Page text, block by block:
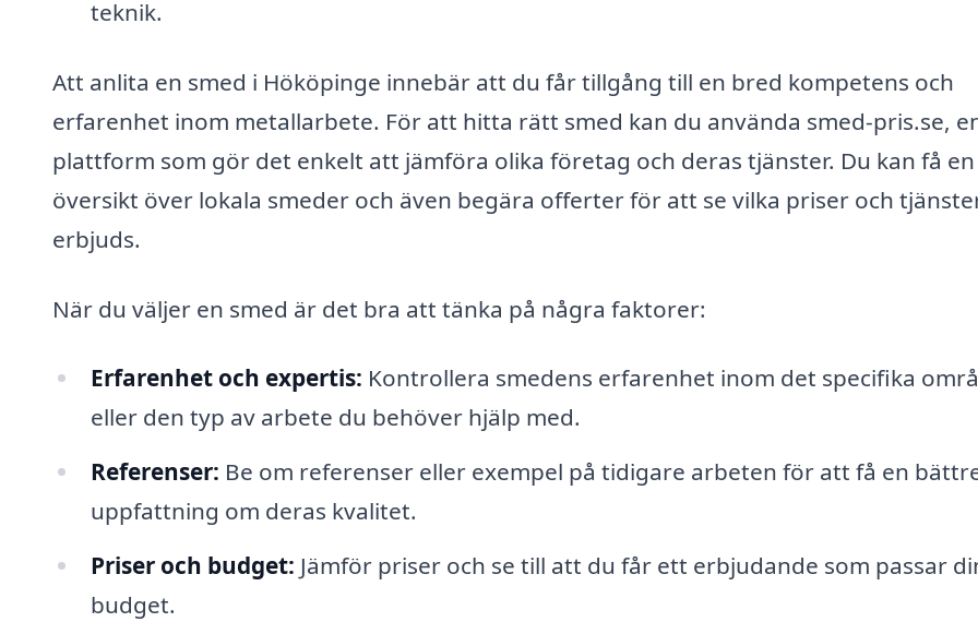
teknik.
Att anlita en smed i Hököpinge innebär att du får tillgång till en bred kompetens och
erfarenhet inom metallarbete. För att hitta rätt smed kan du använda smed-pris.se,
plattform som gör det enkelt att jämföra olika företag och deras tjänster. Du kan få en
översikt över lokala smeder och även begära offerter för att se vilka priser och
erbjuds.
När du väljer en smed är det bra att tänka på några faktorer:
Erfarenhet och expertis: Kontrollera smedens erfarenhet inom det specifika
eller den typ av arbete du behöver hjälp med.
Referenser: Be om referenser eller exempel på tidigare arbeten för att få en
uppfattning om deras kvalitet.
Priser och budget: Jämför priser och se till att du får ett erbjudande som passar
budget.